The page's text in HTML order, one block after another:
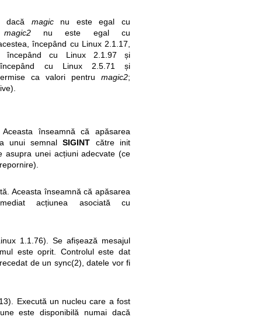
dacă magicnu este egal cu
magic2nu este egal cu
începând cu Linux 2.1.17,
începând cu Linux 2.1.97 și
cu Linux 2.5.71 și
ca valori pentru magic2;
înseamnă că apăsarea
unui semnalSIGINT către init
asupra unei acțiuni adecvate (ce
Aceasta înseamnă că apăsarea
acțiunea asociată cu
1.1.76). Se afișează mesajul
este oprit. Controlul este dat
de un sync(2), datele vor fi
Execută un nucleu care a fost
este disponibilă numai dacă